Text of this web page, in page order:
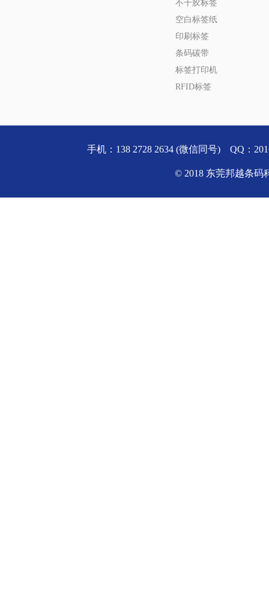
不干胶标签
空白标签纸
印刷标签
条码碳带
标签打印机
RFID标签
手机：138 2728 2634 (微信同号) QQ：
© 2018 东莞邦越条码